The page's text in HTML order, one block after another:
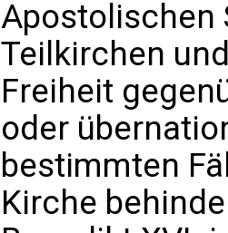
Apostolischen
Teilkirchen
Freiheit
oder
bestimmten
Kirche